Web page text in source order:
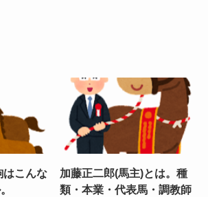
こんな
加藤正二郎(馬主)とは。種
類・本業・代表馬・調教師